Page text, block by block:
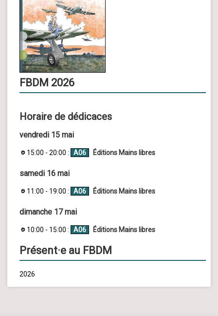
FBDM 2026
Horaire de dédicaces
vendredi 15 mai
15:00 - 20:00 : A06 Éditions Mains libres
samedi 16 mai
11:00 - 19:00 : A06 Éditions Mains libres
dimanche 17 mai
10:00 - 15:00 : A06 Éditions Mains libres
Présent·e au FBDM
2026